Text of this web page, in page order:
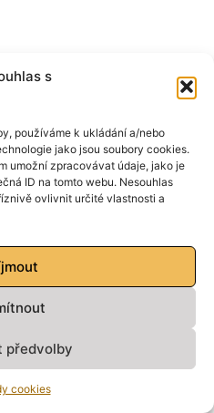
s
používáme k ukládání a/nebo
jako jsou soubory cookies.
umožní zpracovávat údaje, jako je
ID na tomto webu. Nesouhlas
ovlivnit určité vlastnosti a
předvolby
cookies